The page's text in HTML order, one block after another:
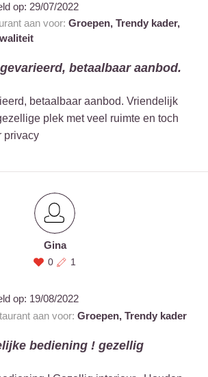
op: 29/07/2022
aan voor: Groepen, Trendy kader,
betaalbaar aanbod.
betaalbaar aanbod. Vriendelijk
plek met veel ruimte en toch
privacy
Gina
0 1
op: 19/08/2022
aan voor: Groepen, Trendy kader
bediening ! gezellig